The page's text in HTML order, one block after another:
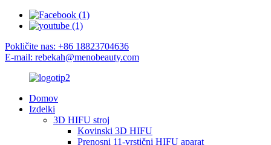
Pokličite nas: +86 18823704636
E-mail: rebekah@menobeauty.com
Domov
Izdelki
3D HIFU stroj
Kovinski 3D HIFU
Prenosni 11-vrstični HIFU aparat